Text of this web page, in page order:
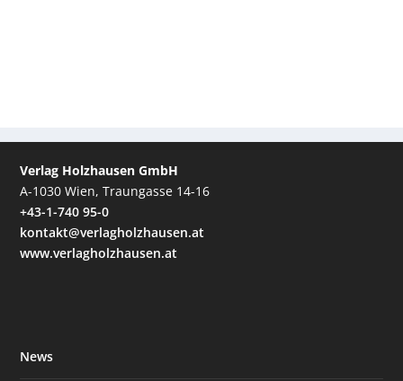
Verlag Holzhausen GmbH
A-1030 Wien, Traungasse 14-16
+43-1-740 95-0
kontakt@verlagholzhausen.at
www.verlagholzhausen.at
News